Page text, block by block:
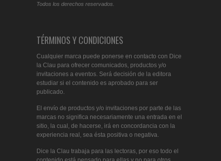
Todos los derechos reservados.
TÉRMINOS Y CONDICIONES
Cualquier marca puede ponerse en contacto con Dice
la Clau para ofrecer comunicados, productos y/o
invitaciones a eventos. Será decisión de la editora
estudiar si el contenido es aprobado para ser
publicado.
El envío de productos y/o invitaciones por parte de las
marcas no significa necesariamente una entrada en el
sitio, la cual, de hacerse, irá en concordancia con la
experiencia real, sea ésta positiva o negativa.
Dice la Clau trabaja para las lectoras, por eso todo el